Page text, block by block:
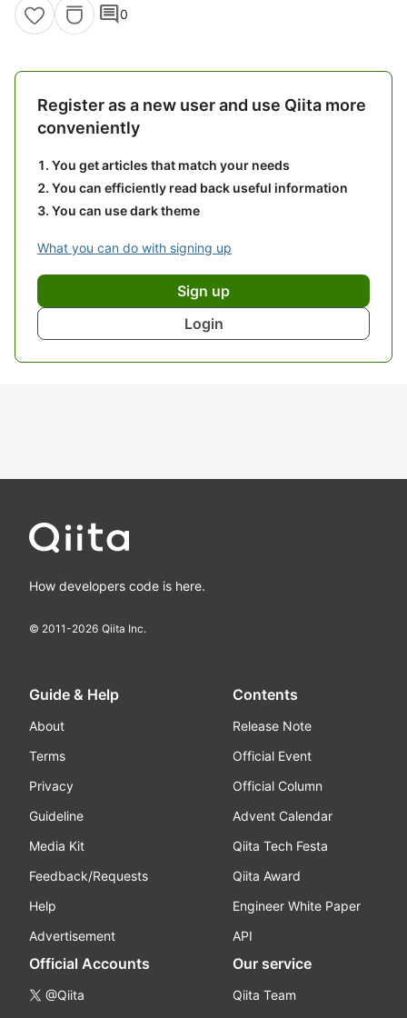
comment0
Register as a new user and use Qiita more
conveniently
You get articles that match your needs
You can efficiently read back useful information
You can use dark theme
What you can do with signing up
Sign up
Login
How developers code is here.
© 2011-2026 Qiita Inc.
Guide & Help
About
Terms
Privacy
Guideline
Media Kit
Feedback/Requests
Help
Advertisement
Contents
Release Note
Official Event
Official Column
Advent Calendar
Qiita Tech Festa
Qiita Award
Engineer White Paper
API
Official Accounts
@Qiita
Our service
Qiita Team